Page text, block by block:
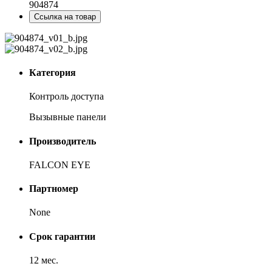
904874
Ссылка на товар
Категория
Контроль доступа
Вызывные панели
Производитель
FALCON EYE
Партномер
None
Срок гарантии
12 мес.